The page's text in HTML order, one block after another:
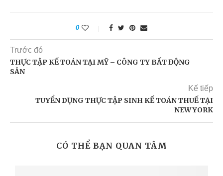
0
Trước đó
THỰC TẬP KẾ TOÁN TẠI MỸ – CÔNG TY BẤT ĐỘNG
SẢN
Kế tiếp
TUYỂN DỤNG THỰC TẬP SINH KẾ TOÁN THUẾ TẠI
NEW YORK
CÓ THỂ BẠN QUAN TÂM